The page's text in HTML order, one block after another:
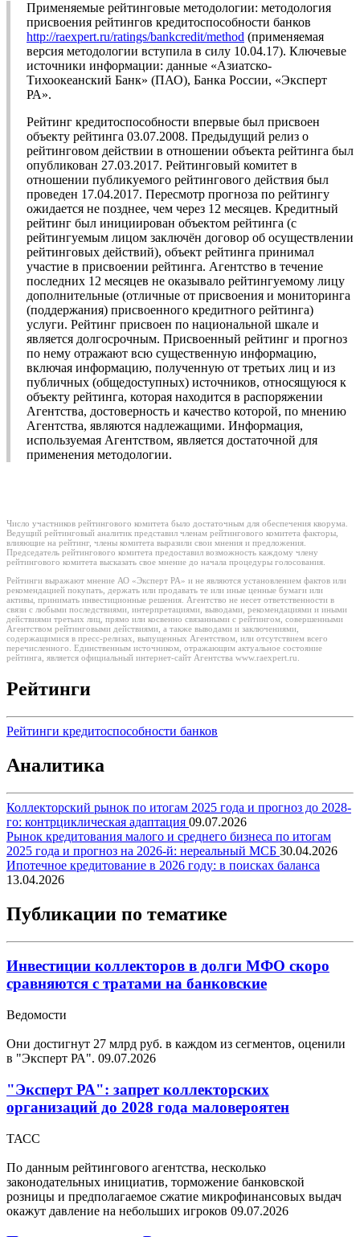
Применяемые рейтинговые методологии: методология
присвоения рейтингов кредитоспособности банков
http://raexpert.ru/ratings/bankcredit/method (применяемая
версия методологии вступила в силу 10.04.17). Ключевые
источники информации: данные «Азиатско-
Тихоокеанский Банк» (ПАО), Банка России, «Эксперт
РА».
Рейтинг кредитоспособности впервые был присвоен
объекту рейтинга 03.07.2008. Предыдущий релиз о
рейтинговом действии в отношении объекта рейтинга был
опубликован 27.03.2017. Рейтинговый комитет в
отношении публикуемого рейтингового действия был
проведен 17.04.2017. Пересмотр прогноза по рейтингу
ожидается не позднее, чем через 12 месяцев. Кредитный
рейтинг был инициирован объектом рейтинга (с
рейтингуемым лицом заключён договор об осуществлении
рейтинговых действий), объект рейтинга принимал
участие в присвоении рейтинга. Агентство в течение
последних 12 месяцев не оказывало рейтингуемому лицу
дополнительные (отличные от присвоения и мониторинга
(поддержания) присвоенного кредитного рейтинга)
услуги. Рейтинг присвоен по национальной шкале и
является долгосрочным. Присвоенный рейтинг и прогноз
по нему отражают всю существенную информацию,
включая информацию, полученную от третьих лиц и из
публичных (общедоступных) источников, относящуюся к
объекту рейтинга, которая находится в распоряжении
Агентства, достоверность и качество которой, по мнению
Агентства, являются надлежащими. Информация,
используемая Агентством, является достаточной для
применения методологии.
Число участников рейтингового комитета было достаточным для обеспечения кворума.
Ведущий рейтинговый аналитик представил членам рейтингового комитета факторы,
влияющие на рейтинг, члены комитета выразили свои мнения и предложения.
Председатель рейтингового комитета предоставил возможность каждому члену
рейтингового комитета высказать свое мнение до начала процедуры голосования.
Рейтинги выражают мнение АО «Эксперт РА» и не являются установлением фактов или
рекомендацией покупать, держать или продавать те или иные ценные бумаги или
активы, принимать инвестиционные решения. Агентство не несет ответственности в
связи с любыми последствиями, интерпретациями, выводами, рекомендациями и иными
действиями третьих лиц, прямо или косвенно связанными с рейтингом, совершенными
Агентством рейтинговыми действиями, а также выводами и заключениями,
содержащимися в пресс-релизах, выпущенных Агентством, или отсутствием всего
перечисленного. Единственным источником, отражающим актуальное состояние
рейтинга, является официальный интернет-сайт Агентства www.raexpert.ru.
Рейтинги
Рейтинги кредитоспособности банков
Аналитика
Коллекторский рынок по итогам 2025 года и прогноз до 2028-
го: контрциклическая адаптация 09.07.2026
Рынок кредитования малого и среднего бизнеса по итогам
2025 года и прогноз на 2026-й: нереальный МСБ 30.04.2026
Ипотечное кредитование в 2026 году: в поисках баланса
13.04.2026
Публикации по тематике
Инвестиции коллекторов в долги МФО скоро
сравняются с тратами на банковские
Ведомости
Они достигнут 27 млрд руб. в каждом из сегментов, оценили
в "Эксперт РА". 09.07.2026
"Эксперт РА": запрет коллекторских
организаций до 2028 года маловероятен
ТАСС
По данным рейтингового агентства, несколько
законодательных инициатив, торможение банковской
розницы и предполагаемое сжатие микрофинансовых выдач
окажут давление на небольших игроков 09.07.2026